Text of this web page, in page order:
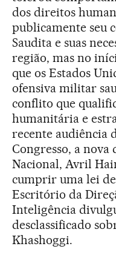
dos direitos
publicamente seu
Saudita e suas
região, mas no
que os Estados
ofensiva militar
conflito que
humanitária e
recente audiência
Congresso, a
Nacional, Avril
cumprir uma lei de
Escritório da
Inteligência
desclassificado
Khashoggi.